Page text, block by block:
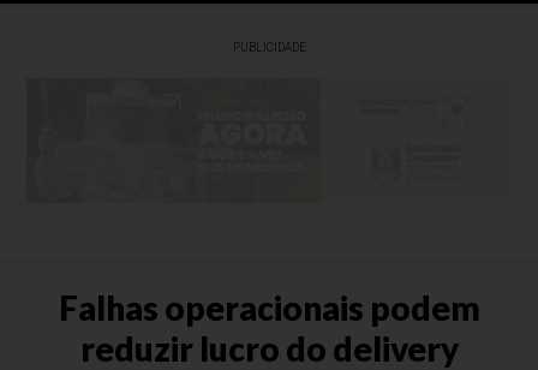
PUBLICIDADE
Falhas operacionais podem
reduzir lucro do delivery